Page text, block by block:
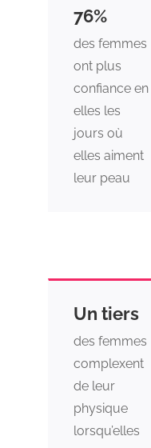
76%
des femmes
ont plus
confiance en
elles les
jours où
elles aiment
leur peau
Un tiers
des femmes
complexent
de leur
physique
lorsqu’elles